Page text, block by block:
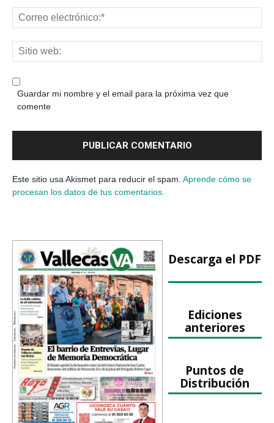
Guardar mi nombre y el email para la próxima vez que
comente
Este sitio usa Akismet para reducir el spam. Aprende cómo se
procesan los datos de tus comentarios.
Descarga el PDF
Ediciones
anteriores
Puntos de
Distribución